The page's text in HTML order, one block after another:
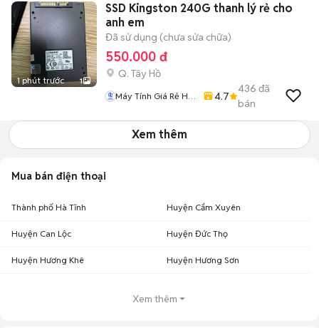
1 phút trước 1
SSD Kingston 240G thanh lý rẻ cho
anh em
Đã sử dụng (chưa sửa chữa)
550.000 đ
Q. Tây Hồ
Máy Tính Giá Rẻ Hà
4.7
436 đã
bán
Xem thêm
Mua bán điện thoại
Thành phố Hà Tĩnh Huyện Cẩm Xuyên
Huyện Can Lộc Huyện Đức Thọ
Huyện Hương Khê Huyện Hương Sơn
Xem thêm